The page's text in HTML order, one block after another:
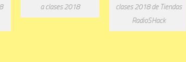
a clases 2018
clases 2018 de Tiendas
RadioSHack